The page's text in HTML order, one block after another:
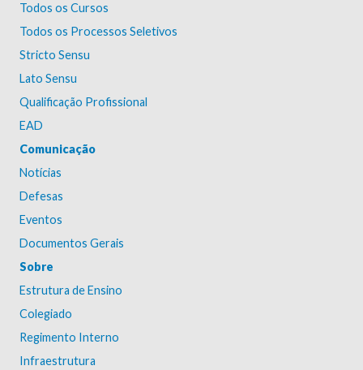
Todos os Cursos
Todos os Processos Seletivos
Stricto Sensu
Lato Sensu
Qualificação Profissional
EAD
Comunicação
Notícias
Defesas
Eventos
Documentos Gerais
Sobre
Estrutura de Ensino
Colegiado
Regimento Interno
Infraestrutura